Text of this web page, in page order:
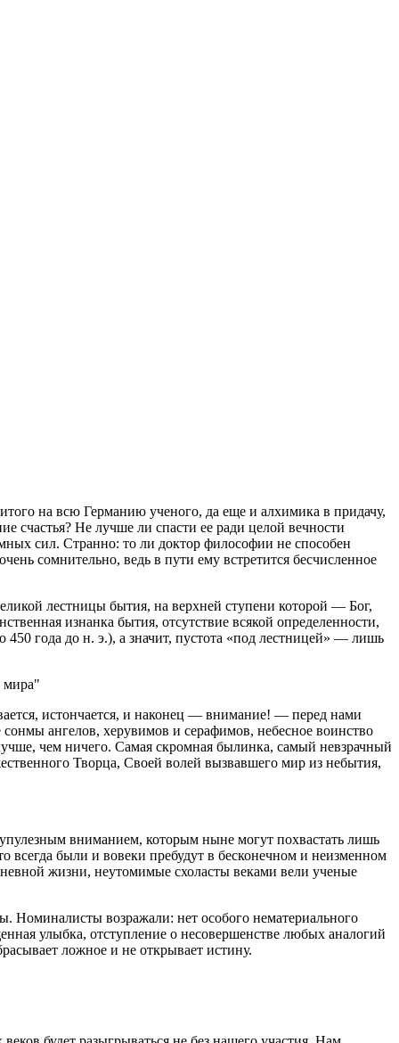
на всю Германию ученого, да еще и алхимика в придачу,
счастья? Не лучше ли спасти ее ради целой вечности
сил. Странно: то ли доктор философии не способен
сомнительно, ведь в пути ему встретится бесчисленное
лестницы бытия, на верхней ступени которой — Бог,
изнанка бытия, отсутствие всякой определенности,
года до н. э.), а значит, пустота «под лестницей» — лишь
мира
истончается, и наконец — внимание! — перед нами
ангелов, херувимов и серафимов, небесное воинство
чем ничего. Самая скромная былинка, самый невзрачный
Творца, Своей волей вызвавшего мир из небытия,
вниманием, которым ныне могут похвастать лишь
были и вовеки пребудут в бесконечном и неизменном
жизни, неутомимые схоласты веками вели ученые
Номиналисты возражали: нет особого нематериального
улыбка, отступление о несовершенстве любых аналогий
ложное и не открывает истину.